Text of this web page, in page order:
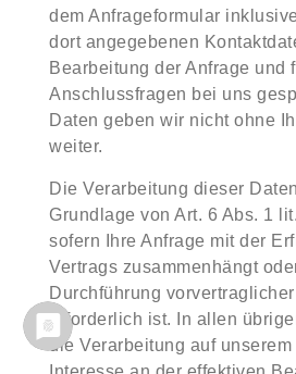
dem Anfrageformular
dort angegebenen
Bearbeitung der Anfrage und
Anschlussfragen bei uns
Daten geben wir nicht ohne
weiter.
Die Verarbeitung dieser
Grundlage von Art. 6 Abs. 1
sofern Ihre Anfrage mit der
Vertrags zusammenhängt
Durchführung
erforderlich ist. In allen
die Verarbeitung auf